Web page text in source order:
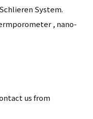
System.
, nano-
us from